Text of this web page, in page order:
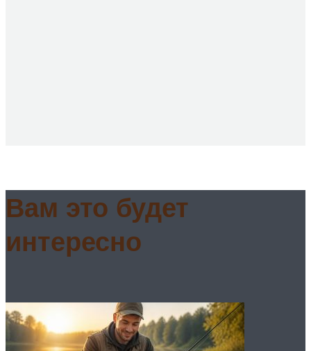
Вам это будет
интересно